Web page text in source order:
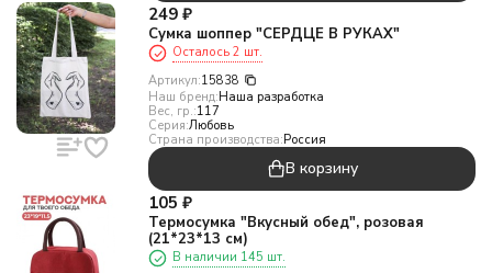
249 ₽
Сумка шоппер "СЕРДЦЕ В РУКАХ"
Осталось 2 шт.
Артикул:15838
Наш бренд:Наша разработка
Вес, гр.:117
Серия:Любовь
Страна производства:Россия
В корзину
105 ₽
Термосумка "Вкусный обед", розовая
(21*23*13 см)
В наличии 145 шт.